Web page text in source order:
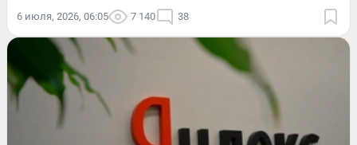
6 июля, 2026, 06:05 7 140 38